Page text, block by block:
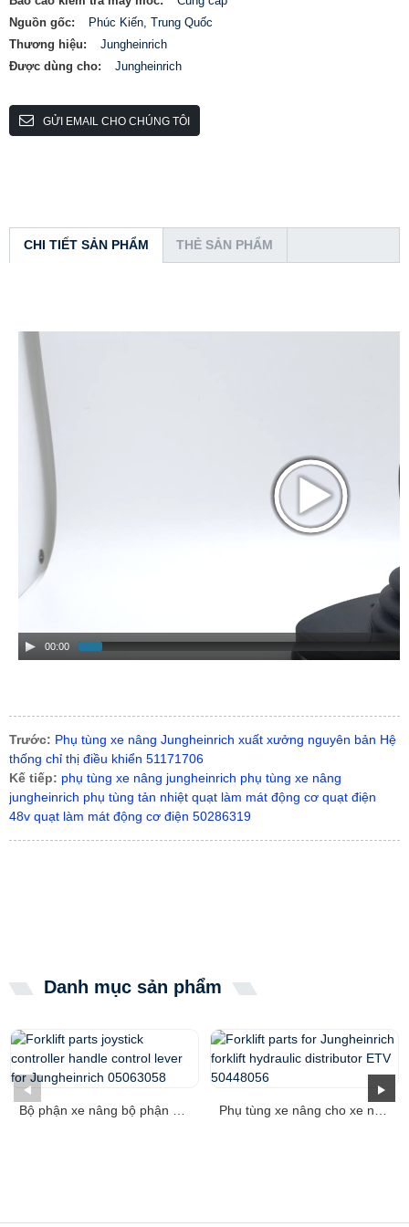
Nguồn gốc:
Phúc Kiến, Trung Quốc
Thương hiệu:
Jungheinrich
Được dùng cho:
Jungheinrich
GỬI EMAIL CHO CHÚNG TÔI
CHI TIẾT SẢN PHẨM THẺ SẢN PHẨM
00:00
Trước: Phụ tùng xe nâng Jungheinrich xuất xưởng nguyên bản Hệ
thống chỉ thị điều khiển 51171706
Kế tiếp: phụ tùng xe nâng jungheinrich phụ tùng xe nâng
jungheinrich phụ tùng tản nhiệt quạt làm mát động cơ quạt điện
48v quạt làm mát động cơ điện 50286319
Danh mục sản phẩm